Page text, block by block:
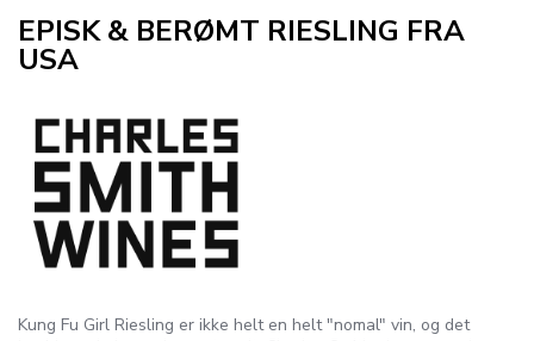
EPISK & BERØMT RIESLING FRA
USA
Kung Fu Girl Riesling er ikke helt en helt "nomal" vin, og det